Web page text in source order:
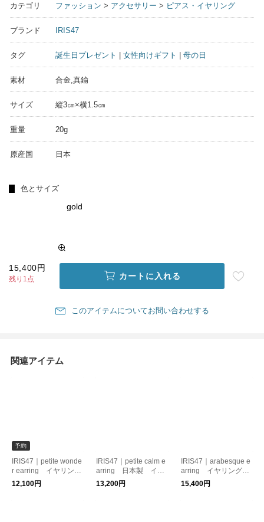
カテゴリ ファッション > アクセサリー > ピアス・イヤリング
ブランド IRIS47
タグ 誕生日プレゼント 女性向けギフト 母の日
素材 合金,真鍮
サイズ 縦3㎝×横1.5㎝
重量 20g
原産国 日本
色とサイズ
gold
15,400円
残り1点 カートに入れる
このアイテムについてお問い合わせする
関連アイテム
予約
IRIS47｜petite wonde
r earring イヤリン
グ 星モチーフ 痛く
なりにくい
12,100円
IRIS47｜petite calm e
arring 日本製 イヤ
リング 痛くなりにく
13,200円
IRIS47｜arabesque e
arring イヤリング
痛くなりにくい
15,400円